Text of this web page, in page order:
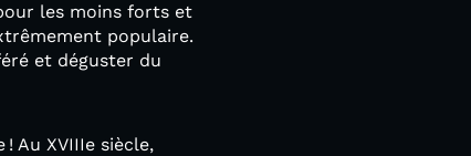
les moins forts et
populaire.
et déguster du
Au XVIIIe siècle,